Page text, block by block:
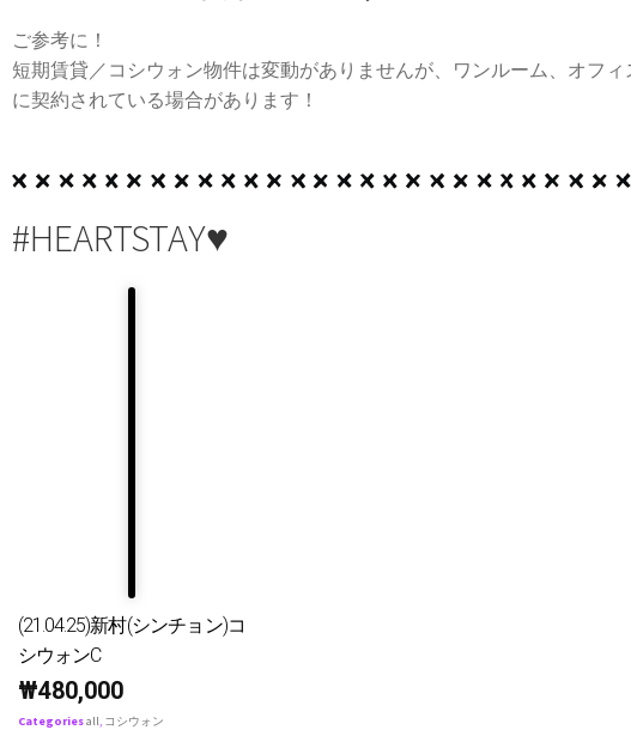
ご参考に！
短期賃貸／コシウォン物件は変動がありませんが、ワンルーム、オフ
に契約されている場合があります！
#HEARTSTAY♥
(21.04.25)新村(シンチョン)コ
シウォンC
₩480,000
Categoriesall, コシウォン